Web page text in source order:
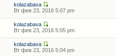
kolazabava
Вт фев 23, 2016 5:07 pm
kolazabava
Вт фев 23, 2016 5:05 pm
kolazabava
Вт фев 23, 2016 5:04 pm